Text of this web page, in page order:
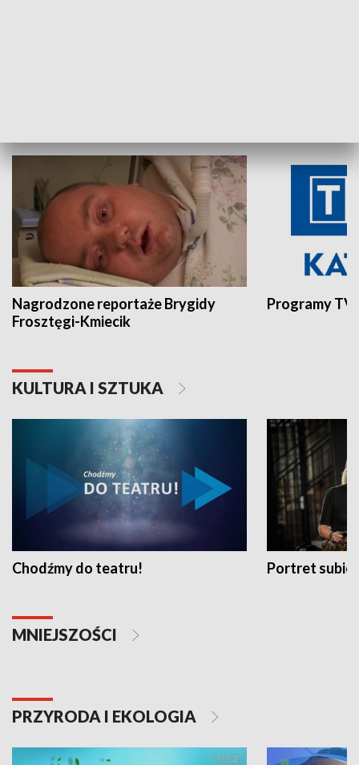
Nagrodzone reportaże Brygidy
Frosztęgi-Kmiecik
Programy
KULTURA I SZTUKA
Chodźmy do teatru! Portret
MNIEJSZOŚCI
PRZYRODA I EKOLOGIA